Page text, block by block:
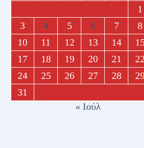
1
3
4 5 6 7 8
10
11 12 13 14
17
18 19 20 21 22
24
25 26 27 28
31
« Ιούλ